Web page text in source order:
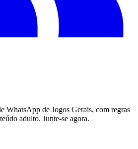
WhatsApp de Jogos Gerais, com regras
adulto. Junte-se agora.